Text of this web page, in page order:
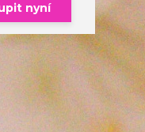
nyní